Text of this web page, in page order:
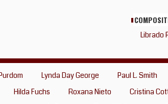
Librado
Lynda Day George Paul L. Smith
Hilda Fuchs Roxana Nieto Cristina